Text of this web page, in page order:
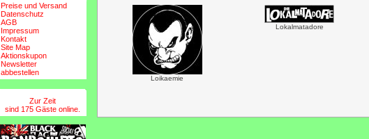
Preise und Versand
Datenschutz
AGB
Impressum
Kontakt
Site Map
Aktionskupon
Newsletter
abbestellen
Zur Zeit
sind 175 Gäste online.
Loikaemie
Lokalmatadore